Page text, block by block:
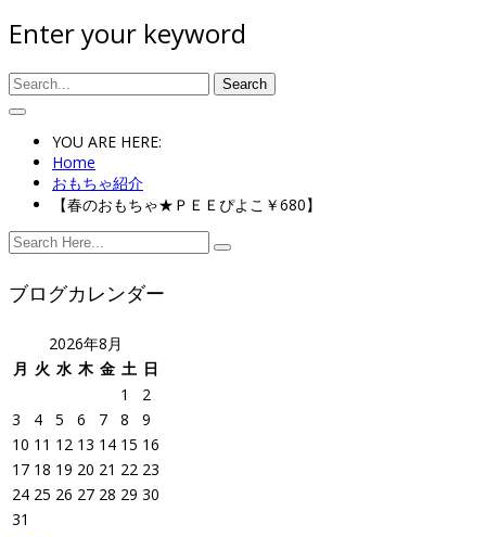
Enter your keyword
Search
YOU ARE HERE:
Home
おもちゃ紹介
【春のおもちゃ★ＰＥＥぴよこ￥680】
ブログカレンダー
2026年8月
月 火 水 木 金 土 日
1
2
3
4 5 6 7 8
9
10 11 12 13 14 15 16
17 18 19 20 21 22 23
24 25 26 27 28 29 30
31